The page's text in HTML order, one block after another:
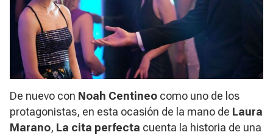
De nuevo con Noah Centineo como uno de los
protagonistas, en esta ocasión de la mano de Laura
Marano, La cita perfecta cuenta la historia de una